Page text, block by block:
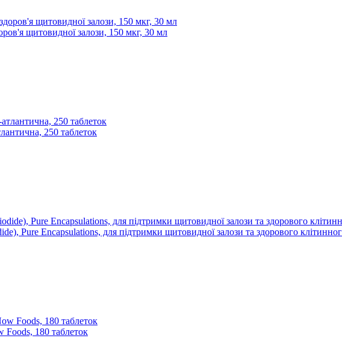
щитовидної залози, 150 мкг, 30 мл
250 таблеток
Pure Encapsulations, для підтримки щитовидної залози та здорового
Foods, 180 таблеток